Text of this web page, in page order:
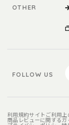
2．本サービスに
の定める方法
3．当社は、利用
OTHER
FOLLOW US
利用規約サイトご利用上
商品レビューに関する